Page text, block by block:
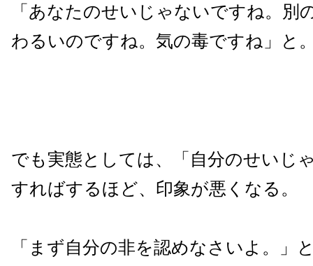
「あなたのせいじゃないですね。別
わるいのですね。気の毒ですね」と
でも実態としては、「自分のせいじ
すればするほど、印象が悪くなる。
「まず自分の非を認めなさいよ。」